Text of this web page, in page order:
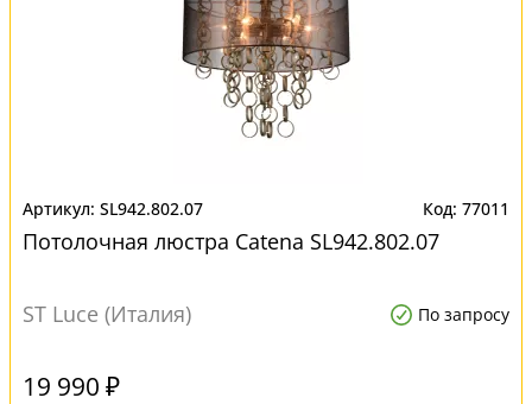
SL942.802.07 77011
Потолочная люстра Catena SL942.802.07
ST Luce (Италия) По запросу
19 990 ₽